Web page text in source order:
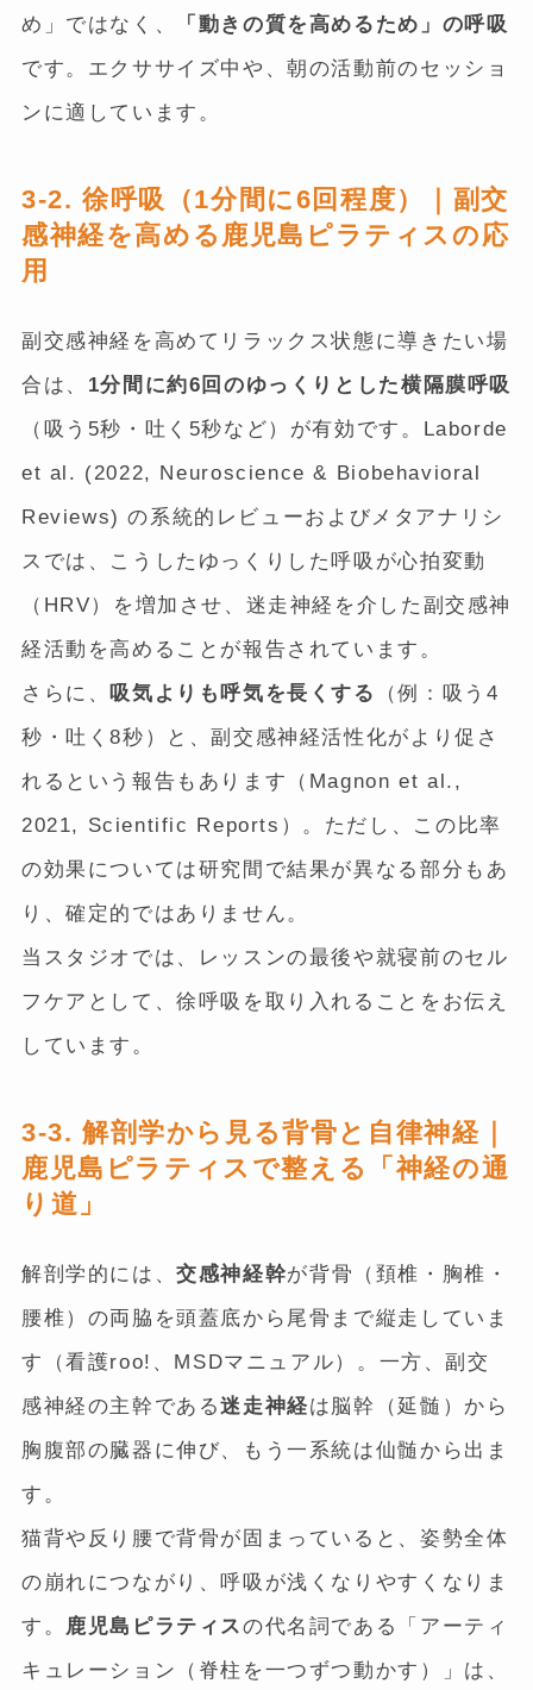
め」ではなく、
「動きの質を高めるため」の呼吸
です。エクササイズ中や、朝の活動前のセッショ
ンに適しています。
3-2. 徐呼吸（1分間に6回程度）｜副交
感神経を高める鹿児島ピラティスの応
用
副交感神経を高めてリラックス状態に導きたい場
合は、 1分間に約6回のゆっくりとした横隔膜呼吸
（吸う5秒・吐く5秒など）が有効です。Laborde
et al. (2022, Neuroscience & Biobehavioral
Reviews) の系統的レビューおよびメタアナリシ
スでは、こうしたゆっくりした呼吸が心拍変動
（HRV）を増加させ、迷走神経を介した副交感神
経活動を高めることが報告されています。
さらに、吸気よりも呼気を長くする
（例：吸う4
秒・吐く8秒）と、副交感神経活性化がより促さ
れるという報告もあります（Magnon et al.,
2021, Scientific Reports）。ただし、この比率
の効果については研究間で結果が異なる部分もあ
り、確定的ではありません。
当スタジオでは、レッスンの最後や就寝前のセル
フケアとして、徐呼吸を取り入れることをお伝え
しています。
3-3. 解剖学から見る背骨と自律神経｜
鹿児島ピラティスで整える「神経の通
り道」
解剖学的には、交感神経幹が背骨（頚椎・胸椎・
腰椎）の両脇を頭蓋底から尾骨まで縦走していま
す（看護roo!、MSDマニュアル）。一方、副交
感神経の主幹である迷走神経は脳幹（延髄）から
胸腹部の臓器に伸び、もう一系統は仙髄から出ま
す。
猫背や反り腰で背骨が固まっていると、姿勢全体
の崩れにつながり、呼吸が浅くなりやすくなりま
す。 鹿児島ピラティスの代名詞である「アーティ
キュレーション（脊柱を一つずつ動かす）」は、